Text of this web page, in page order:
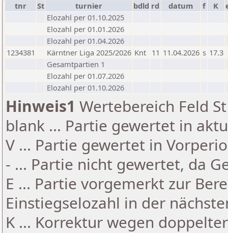
tnr St turnier bdld rd datum f K
Elozahl per 01.10.2025
Elozahl per 01.01.2026
Elozahl per 01.04.2026
1234381
Kärntner Liga 2025/2026 Knt 11 11.04.2026 s 17.3
Gesamtpartien 1
Elozahl per 01.07.2026
Elozahl per 01.10.2026
Hinweis1 Wertebereich Feld
blank ... Partie gewertet in
V ... Partie gewertet in
- ... Partie nicht gewertet, da
E ... Partie vorgemerkt zur
Einstiegselozahl in der
K ... Korrektur wegen